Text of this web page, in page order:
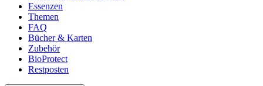
Essenzen
Themen
FAQ
Bücher & Karten
Zubehör
BioProtect
Restposten